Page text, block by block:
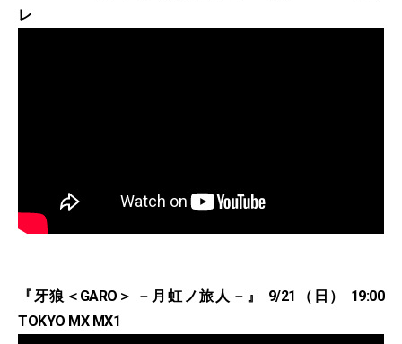
レ
『牙狼＜GARO＞ －月虹ノ旅人－』 9/21（日） 19:00
TOKYO MX MX1